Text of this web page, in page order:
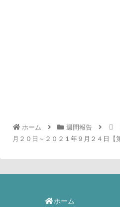
ホーム 週間報告
月２０日～２０２１年９月２４日【
ホーム